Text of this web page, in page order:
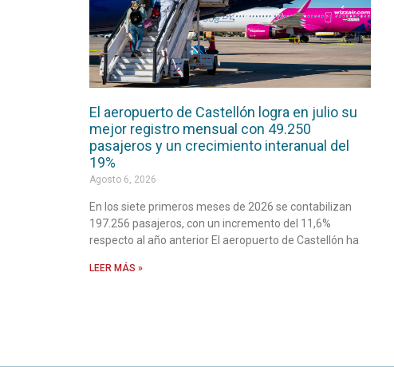
El aeropuerto de Castellón logra en julio su
mejor registro mensual con 49.250
pasajeros y un crecimiento interanual del
19%
Agosto 6, 2026
En los siete primeros meses de 2026 se contabilizan
197.256 pasajeros, con un incremento del 11,6%
respecto al año anterior El aeropuerto de Castellón ha
LEER MÁS »